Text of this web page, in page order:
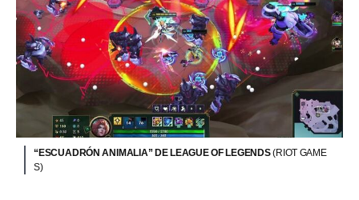
“ESCUADRÓN ANIMALIA” DE LEAGUE OF LEGENDS(RIOT GAME
S)